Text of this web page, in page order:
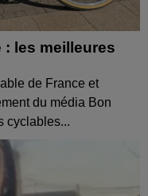
les meilleures
de France et
du média Bon
cyclables...